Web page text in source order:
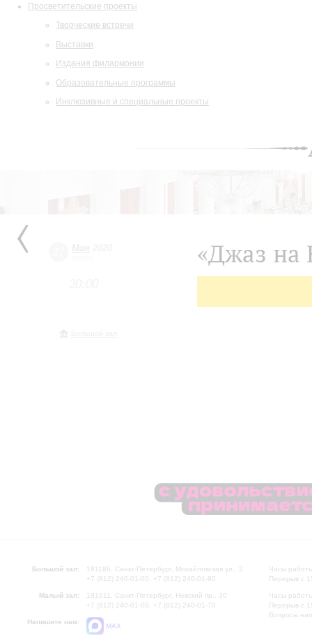
Просветительские проекты
Творческие встречи
Выставки
Издания филармонии
Образовательные программы
Инклюзивные и специальные проекты
«Джаз на
Большой зал:
191186, Санкт-Петербург, Михайловская ул., 2
+7 (812) 240-01-00, +7 (812) 240-01-80
Малый зал:
191011, Санкт-Петербург, Невский пр., 30
+7 (812) 240-01-00, +7 (812) 240-01-70
Напишите нам:
MAX
Часы
Перерыв с
Часы
Перерыв с
Вопросы